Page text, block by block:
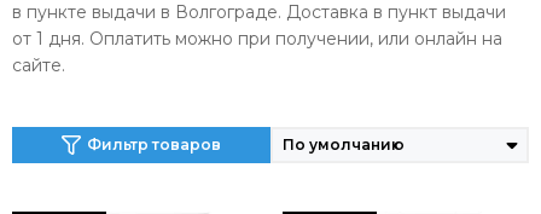
в пункте выдачи в Волгограде. Доставка в пункт выдачи
от 1 дня. Оплатить можно при получении, или онлайн на
сайте.
Фильтр товаров